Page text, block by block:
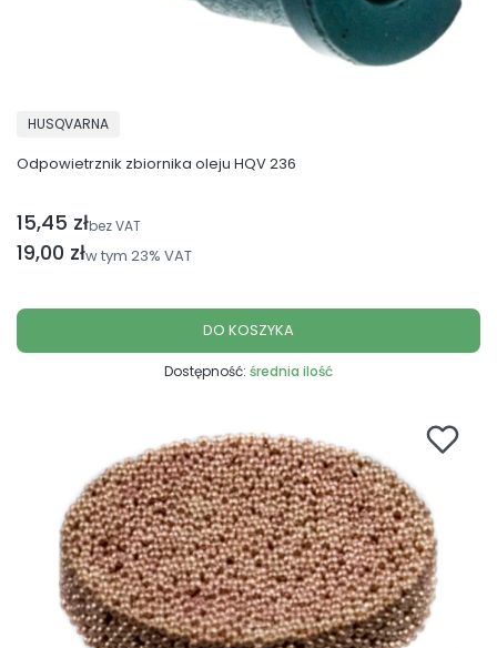
Odpowietrznik zbiornika oleju HQV 236
PRODUCENT
HUSQVARNA
Cena brutto
19,00 złw tym 23% VAT
Cena netto
15,45 złbez VAT
DO KOSZYKA
Dostępność: średnia ilość